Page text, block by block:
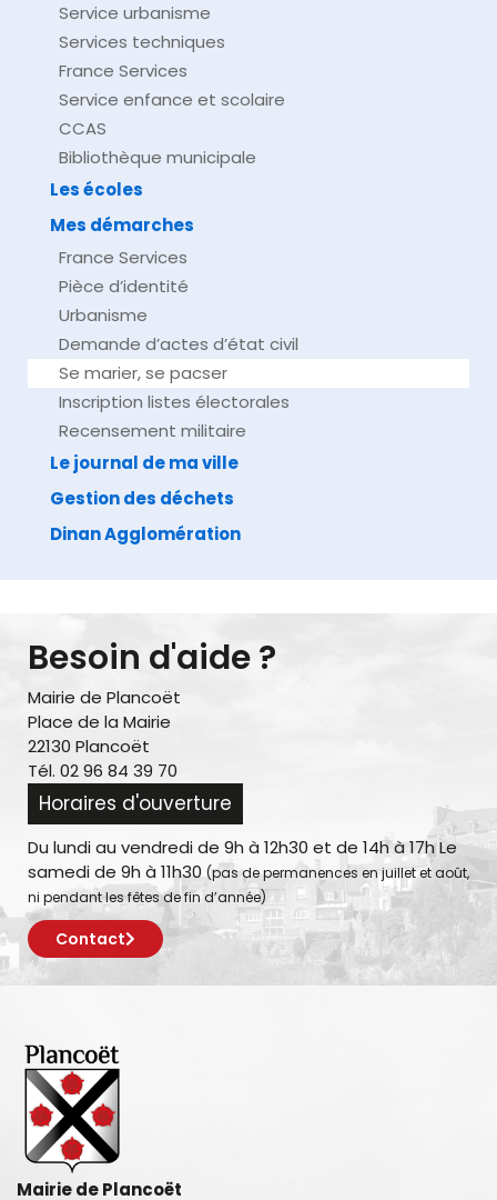
Service urbanisme
Services techniques
France Services
Service enfance et scolaire
CCAS
Bibliothèque municipale
Les écoles
Mes démarches
France Services
Pièce d’identité
Urbanisme
Demande d’actes d’état civil
Se marier, se pacser
Inscription listes électorales
Recensement militaire
Le journal de ma ville
Gestion des déchets
Dinan Agglomération
Besoin d'aide ?
Mairie de Plancoët
Place de la Mairie
22130 Plancoët
Tél. 02 96 84 39 70
Horaires d'ouverture
Du lundi au vendredi de 9h à 12h30 et de 14h à 17h Le
samedi de 9h à 11h30 (pas de permanences en juillet et août,
ni pendant les fêtes de fin d’année)
Contact
Mairie de Plancoët